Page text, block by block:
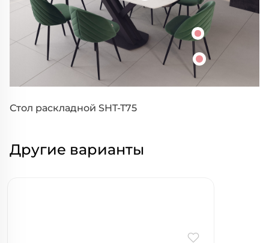
Стол раскладной SHT-T75
Другие варианты